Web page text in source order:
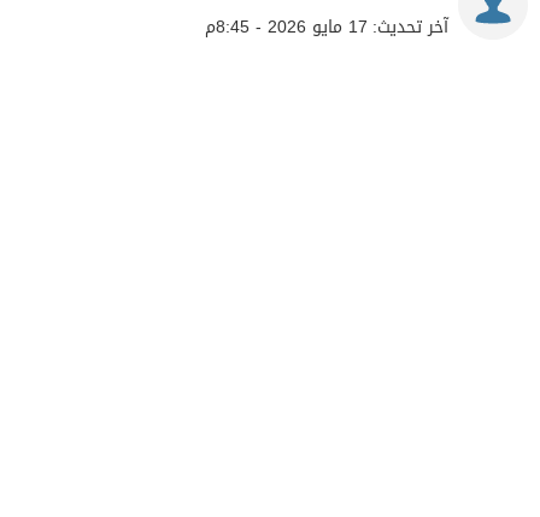
آخر تحديث: 17 مايو 2026 - 8:45م